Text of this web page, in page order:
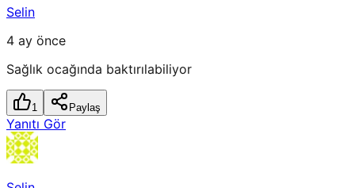
Selin
4 ay önce
Sağlık ocağında baktırılabiliyor
1 Paylaş
Yanıtı Gör